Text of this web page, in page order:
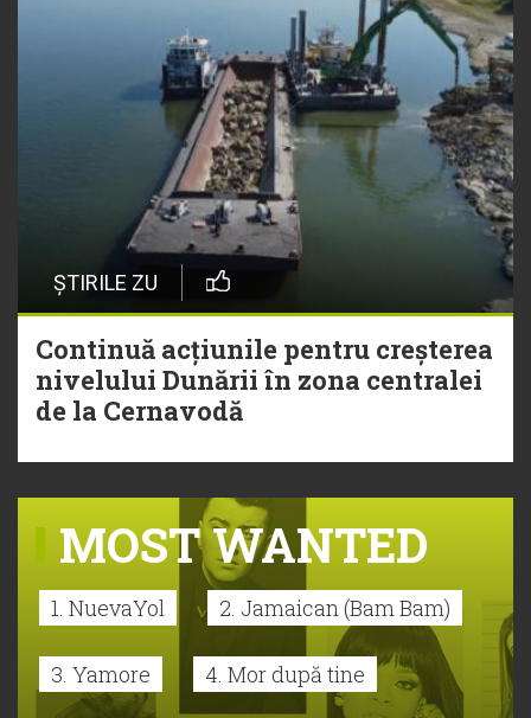
ȘTIRILE ZU
Continuă acțiunile pentru creșterea
nivelului Dunării în zona centralei
de la Cernavodă
MOST WANTED
1. NuevaYol 2. Jamaican (Bam Bam)
3. Yamore 4. Mor după tine